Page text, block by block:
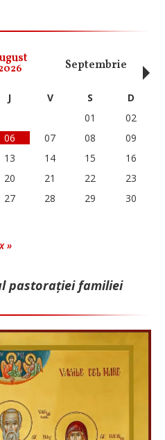
Septembrie
J V S
D
01
02
06 07 08
09
13 14 15
16
20 21 22
23
27 28 29
30
»
pastorației familiei